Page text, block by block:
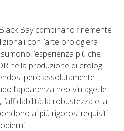
Bay combinano finemente
con l’arte orologiera
l’esperienza più che
nella produzione di orologi
però assolutamente
l’apparenza neo-vintage, le
la robustezza e la
ai più rigorosi requisiti
odierni.